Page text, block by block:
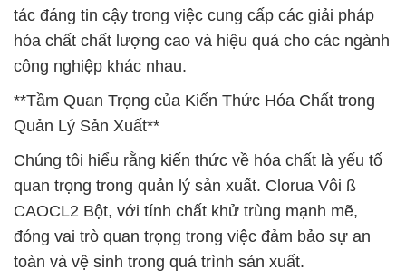
tác đáng tin cậy trong việc cung cấp các giải pháp
hóa chất chất lượng cao và hiệu quả cho các ngành
công nghiệp khác nhau.
**Tầm Quan Trọng của Kiến Thức Hóa Chất trong
Quản Lý Sản Xuất**
Chúng tôi hiểu rằng kiến thức về hóa chất là yếu tố
quan trọng trong quản lý sản xuất. Clorua Vôi ß
CAOCL2 Bột, với tính chất khử trùng mạnh mẽ,
đóng vai trò quan trọng trong việc đảm bảo sự an
toàn và vệ sinh trong quá trình sản xuất.